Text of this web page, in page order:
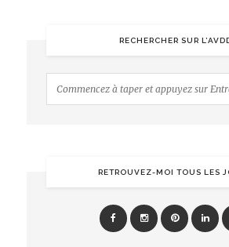
RECHERCHER SUR
RETROUVEZ-MOI TOUS LES